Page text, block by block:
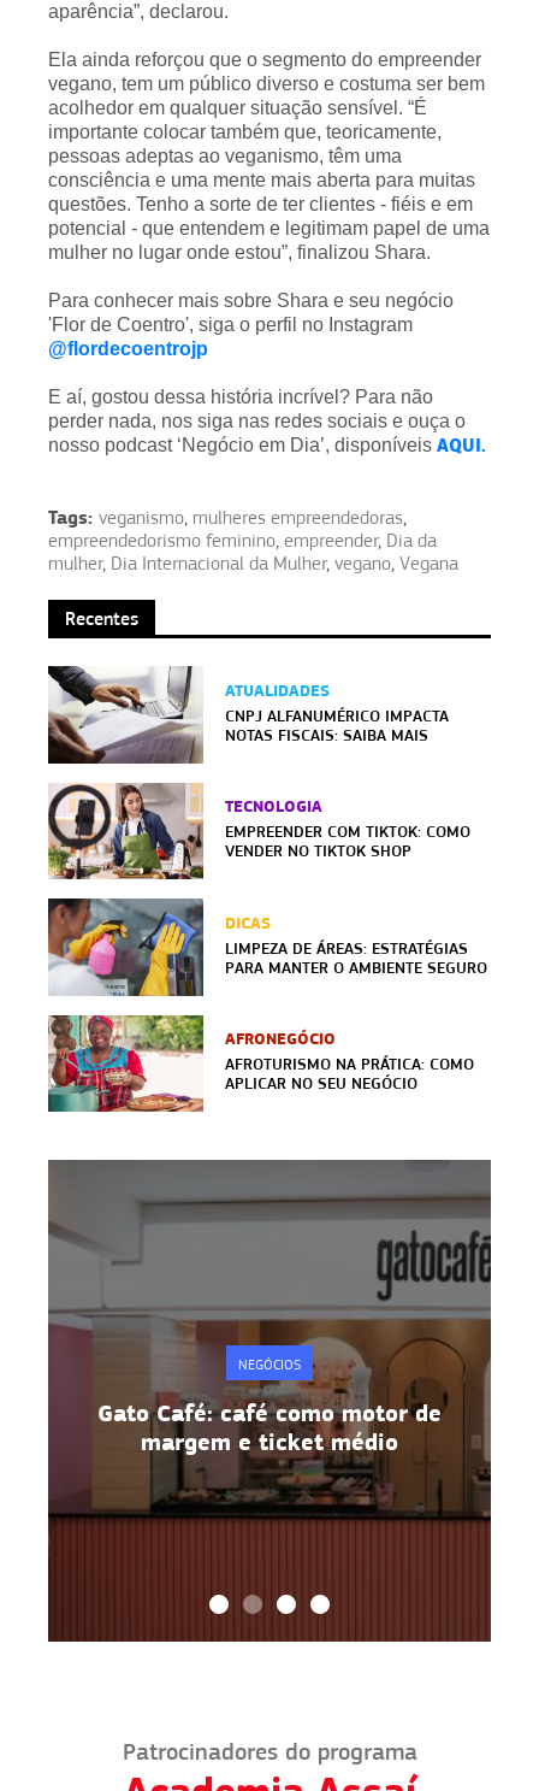
aparência”, declarou.
Ela ainda reforçou que o segmento do empreender
vegano, tem um público diverso e costuma ser bem
acolhedor em qualquer situação sensível. “É
importante colocar também que, teoricamente,
pessoas adeptas ao veganismo, têm uma
consciência e uma mente mais aberta para muitas
questões. Tenho a sorte de ter clientes - fiéis e em
potencial - que entendem e legitimam papel de uma
mulher no lugar onde estou”, finalizou Shara.
Para conhecer mais sobre Shara e seu negócio
'Flor de Coentro', siga o perfil no Instagram
@flordecoentrojp
E aí, gostou dessa história incrível? Para não
perder nada, nos siga nas redes sociais e ouça o
nosso podcast ‘Negócio em Dia’, disponíveis AQUI.
Tags: veganismo, mulheres empreendedoras,
empreendedorismo feminino, empreender, Dia da
mulher, Dia Internacional da Mulher, vegano, Vegana
Recentes
ATUALIDADES
CNPJ ALFANUMÉRICO IMPACTA
NOTAS FISCAIS: SAIBA MAIS
TECNOLOGIA
EMPREENDER COM TIKTOK: COMO
VENDER NO TIKTOK SHOP
DICAS
LIMPEZA DE ÁREAS: ESTRATÉGIAS
PARA MANTER O AMBIENTE SEGURO
AFRONEGÓCIO
AFROTURISMO NA PRÁTICA: COMO
APLICAR NO SEU NEGÓCIO
NEGÓCIOS
Gato Café: café como motor de
margem e ticket médio
Patrocinadores do programa